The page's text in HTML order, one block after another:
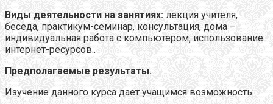
Виды деятельности на занятиях: лекция учителя,
беседа, практикум-семинар, консультация, дома –
индивидуальная работа с компьютером, использование
интернет-ресурсов..
Предполагаемые результаты.
Изучение данного курса дает учащимся возможность: